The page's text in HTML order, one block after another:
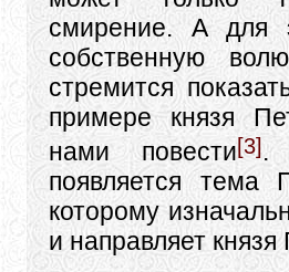
смирение. А для
собственную
стремится
примере князя
нами повести[3].
появляется тема
которому
и направляет князя